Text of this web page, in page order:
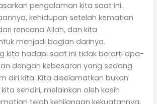
pengalaman kita saat ini.
kehidupan setelah kematian
rencana Allah, dan kita
menjadi bagian darinya.
kita hadapi saat ini tidak berarti apa-
dengan kebesaran yang sedang
diri kita. Kita diselamatkan bukan
sendiri, melainkan oleh kasih